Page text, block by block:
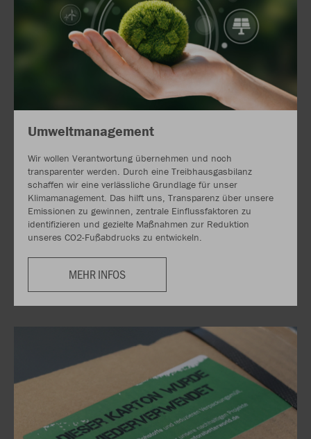
Umweltmanagement
Wir wollen Verantwortung übernehmen und noch
transparenter werden. Durch eine Treibhausgasbilanz
schaffen wir eine verlässliche Grundlage für unser
Klimamanagement. Das hilft uns, Transparenz über unsere
Emissionen zu gewinnen, zentrale Einflussfaktoren zu
identifizieren und gezielte Maßnahmen zur Reduktion
unseres CO2-Fußabdrucks zu entwickeln.
MEHR INFOS